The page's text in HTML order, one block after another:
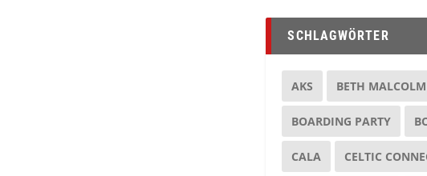
SCHLAGWÖRTER
AKS BETH MALCOLM
BOARDING PARTY
CALA CELTIC